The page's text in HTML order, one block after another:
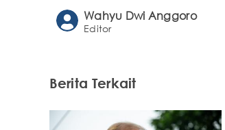
Wahyu Dwi Anggoro
Editor
Berita Terkait